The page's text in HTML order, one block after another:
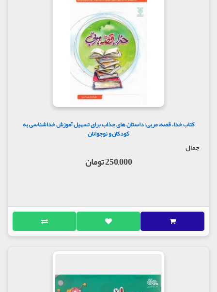
کتاب خدا، قصه، مربی: داستان های جذاب برای تسهیل آموزش خداشناسی به
کودکان و نوجوانان
جمال
250,000 تومان